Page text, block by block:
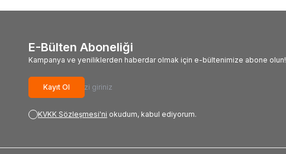
E-Bülten Aboneliği
Kampanya ve yeniliklerden haberdar olmak için e-bültenimize abone olun!
Kayıt Ol
KVKK Sözleşmesi'ni okudum, kabul ediyorum.